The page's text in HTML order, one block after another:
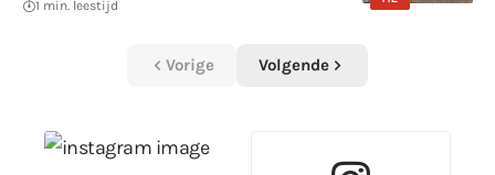
1 min. leestijd
Vorige Volgende